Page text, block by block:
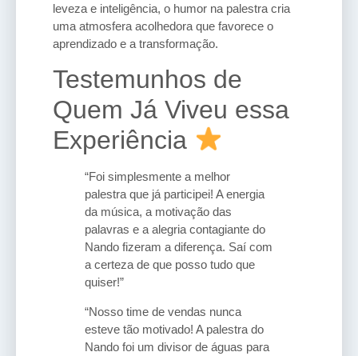
leveza e inteligência, o humor na palestra cria
uma atmosfera acolhedora que favorece o
aprendizado e a transformação.
Testemunhos de
Quem Já Viveu essa
Experiência
“Foi simplesmente a melhor
palestra que já participei! A energia
da música, a motivação das
palavras e a alegria contagiante do
Nando fizeram a diferença. Saí com
a certeza de que posso tudo que
quiser!”
“Nosso time de vendas nunca
esteve tão motivado! A palestra do
Nando foi um divisor de águas para